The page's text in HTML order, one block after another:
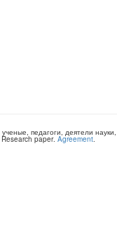
ученые, педагоги, деятели науки,
Research paper. Agreement.